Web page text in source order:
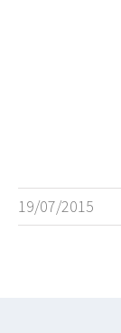
19/07/2015